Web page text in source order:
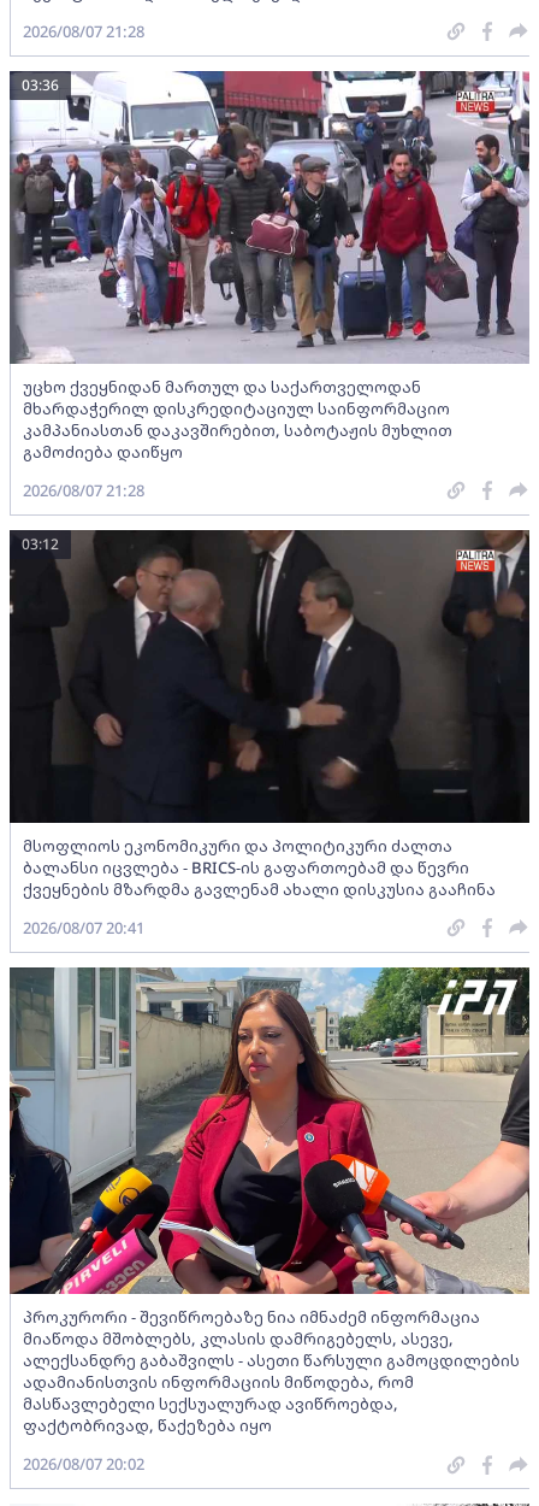
2026/08/07 21:28
უცხო ქვეყნიდან მართულ და საქართველოდან
მხარდაჭერილ დისკრედიტაციულ საინფორმაციო
კამპანიასთან დაკავშირებით, საბოტაჟის მუხლით
გამოძიება დაიწყო
03:36
2026/08/07 21:28
მსოფლიოს ეკონომიკური და პოლიტიკური ძალთა
ბალანსი იცვლება - BRICS-ის გაფართოებამ და წევრი
ქვეყნების მზარდმა გავლენამ ახალი დისკუსია გააჩინა
03:12
2026/08/07 20:41
პროკურორი - შევიწროებაზე ნია იმნაძემ ინფორმაცია
მიაწოდა მშობლებს, კლასის დამრიგებელს, ასევე,
ალექსანდრე გაბაშვილს - ასეთი წარსული გამოცდილების
ადამიანისთვის ინფორმაციის მიწოდება, რომ
მასწავლებელი სექსუალურად ავიწროებდა,
ფაქტობრივად, წაქეზება იყო
2026/08/07 20:02